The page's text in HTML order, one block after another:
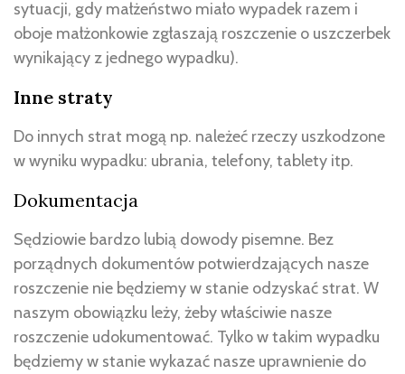
sytuacji, gdy małżeństwo miało wypadek razem i
oboje małżonkowie zgłaszają roszczenie o uszczerbek
wynikający z jednego wypadku).
Inne straty
Do innych strat mogą np. należeć rzeczy uszkodzone
w wyniku wypadku: ubrania, telefony, tablety itp.
Dokumentacja
Sędziowie bardzo lubią dowody pisemne. Bez
porządnych dokumentów potwierdzających nasze
roszczenie nie będziemy w stanie odzyskać strat. W
naszym obowiązku leży, żeby właściwie nasze
roszczenie udokumentować. Tylko w takim wypadku
będziemy w stanie wykazać nasze uprawnienie do